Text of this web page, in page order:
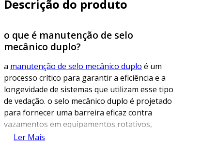
Descrição do produto
o que é manutenção de selo
mecânico duplo?
a manutenção de selo mecânico duplo é um
processo crítico para garantir a eficiência e a
longevidade de sistemas que utilizam esse tipo
de vedação. o selo mecânico duplo é projetado
para fornecer uma barreira eficaz contra
vazamentos em equipamentos rotativos,
especialmente em bombas e compressores,
Ler Mais